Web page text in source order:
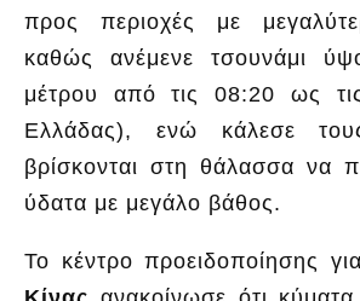
προς περιοχές με
καθώς ανέμενε τσουνάμι
μέτρου από τις 08:20 ως
Ελλάδας), ενώ κάλεσε
βρίσκονται στη θάλασσα να
ύδατα με μεγάλο βάθος.
Το κέντρο προειδοποίησης